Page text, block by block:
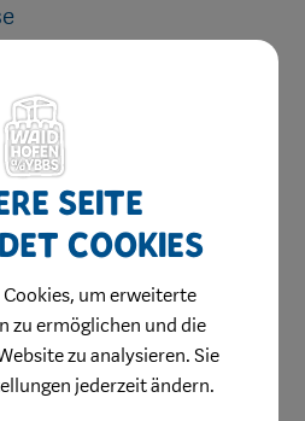
Seite
Cookies
um erweiterte
zu ermöglichen und die
zu analysieren. Sie
jederzeit ändern.